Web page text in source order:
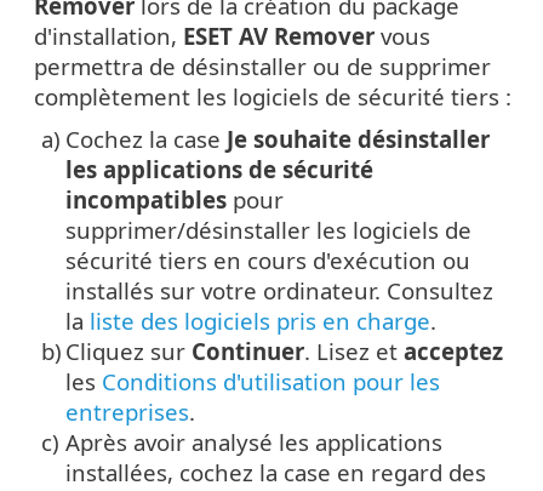
d'installation, ESET AV Remover vous
permettra de désinstaller ou de supprimer
complètement les logiciels de sécurité tiers :
a) Cochez la case Je souhaite désinstaller
les applications de sécurité
incompatibles pour
supprimer/désinstaller les logiciels de
sécurité tiers en cours d'exécution ou
installés sur votre ordinateur. Consultez
la liste des logiciels pris en charge.
b) Cliquez sur Continuer. Lisez et acceptez
les Conditions d'utilisation pour les
entreprises.
c) Après avoir analysé les applications
installées, cochez la case en regard des